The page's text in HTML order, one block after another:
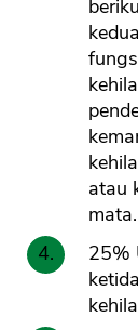
atau
mata.
25%